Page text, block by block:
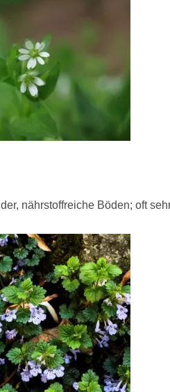
nährstoffreiche Böden; oft